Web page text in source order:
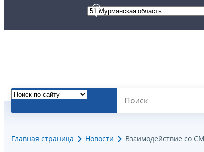
Главная страница Новости Взаимодействие со